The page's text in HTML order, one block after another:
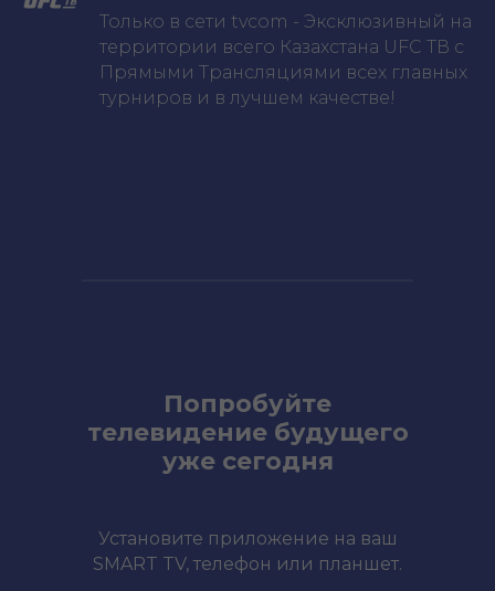
Только в сети tvcom - Эксклюзивный на
территории всего Казахстана UFC ТВ с
Прямыми Трансляциями всех главных
турниров и в лучшем качестве!
Установите приложение на ваш
SMART TV, телефон или планшет.
Попробуйте
телевидение будущего
уже сегодня